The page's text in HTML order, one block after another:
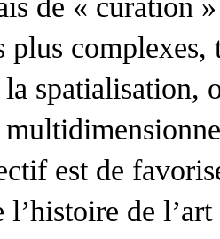
de « curation
plus complexes,
spatialisation,
est de
de